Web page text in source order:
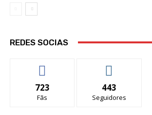
REDES SOCIAS
723
Fãs
443
Seguidores